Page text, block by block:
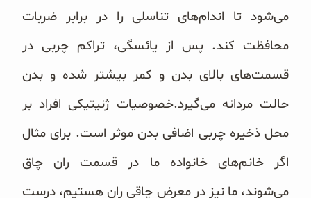
می‌شود تا اندام‌های تناسلی را در برابر ضربات
محافظت کند. پس از یائسگی، تراکم چربی در
قسمت‌های بالای بدن و کمر بیشتر شده و بدن
حالت مردانه می‌گیرد.خصوصیات ژنیتیکی افراد بر
محل ذخیره چربی اضافی بدن موثر است. برای مثال
اگر خانم‌های خانواده ما در قسمت ران چاق
می‌شوند، ما نیز در معرض چاقی ران هستیم، درست